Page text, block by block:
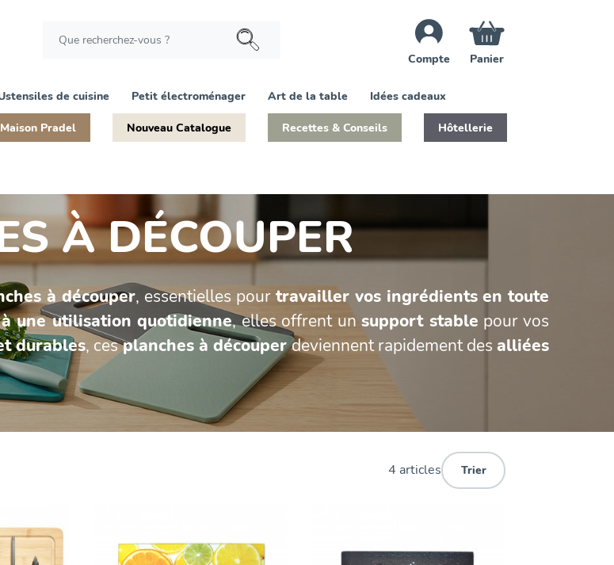
Compte Panier
de cuisine Petit électroménager Art de la table
Idées cadeaux
Pradel Nouveau Catalogue Recettes & Conseils Hôtellerie
À DÉCOUPER
à découper, essentielles pourtravailler vos ingrédients en toute
une utilisation quotidienne, elles offrent unsupport stable pour vos
durables, cesplanches à découperdeviennent rapidement desalliées
4 articles Trier